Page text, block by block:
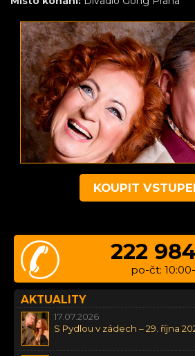
KOUPIT
222
po-čt:
AKTUALITY
17.07.2026
S Pydlou v zádech – 29. října